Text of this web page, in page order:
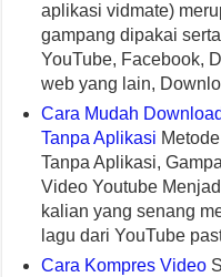
aplikasi vidmate)
gampang dipakai
YouTube, Facebook,
web yang lain,
Cara Mudah
Tanpa Aplikasi
Tanpa Aplikasi,
Video Youtube
kalian yang senang
lagu dari YouTube
Cara Kompres Video